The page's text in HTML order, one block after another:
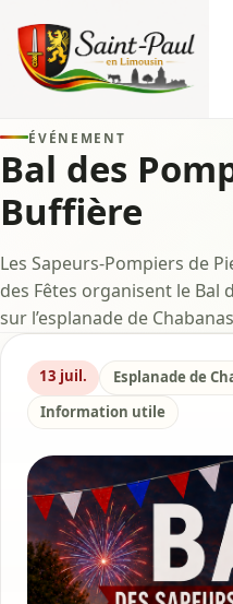
ÉVÉNEMENT
Bal des
Buffière
Les Sapeurs-Pompiers de
des Fêtes organisent le Bal
sur l’esplanade de
13 juil.
Esplanade de
Information utile